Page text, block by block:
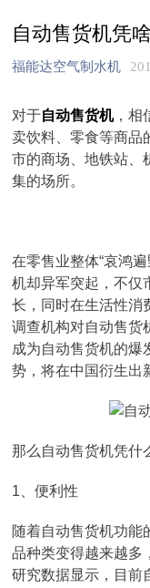
自动售货机凭
福能达空气制水机
对于自动售货机，相
卖饮料、零食等商品
市的商场、地铁站、
集的场所。
在零售业整体“哀鸿
机却异军突起，不仅
长，同时在生活性消
调查机构对自动售货
成为自动售货机的爆
势，将在中国衍生出
那么自动售货机凭什
1、便利性
随着自动售货机功能
品种类变得越来越多
研究数据显示，目前